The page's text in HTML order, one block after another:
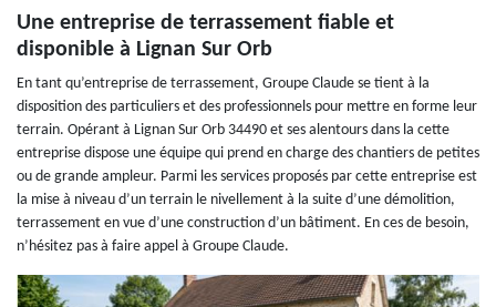
Une entreprise de terrassement fiable et
disponible à Lignan Sur Orb
En tant qu’entreprise de terrassement, Groupe Claude se tient à la
disposition des particuliers et des professionnels pour mettre en forme leur
terrain. Opérant à Lignan Sur Orb 34490 et ses alentours dans la cette
entreprise dispose une équipe qui prend en charge des chantiers de petites
ou de grande ampleur. Parmi les services proposés par cette entreprise est
la mise à niveau d’un terrain le nivellement à la suite d’une démolition,
terrassement en vue d’une construction d’un bâtiment. En ces de besoin,
n’hésitez pas à faire appel à Groupe Claude.